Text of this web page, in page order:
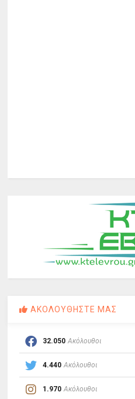
ΑΚΟΛΟΥΘΗΣΤΕ ΜΑΣ
32.050 Ακόλουθοι
4.440 Ακόλουθοι
1.970 Ακόλουθοι